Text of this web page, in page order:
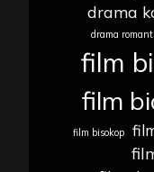
drama
drama
film
film
film bisokop